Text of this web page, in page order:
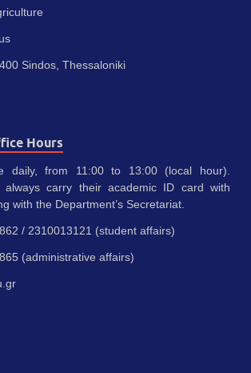
Sindos, Thessaloniki
Hours
daily, from 11:00 to 13:00 (local hour).
always carry their academic ID card with
with the Department’s Secretariat.
/ 2310013121 (student affairs)
(administrative affairs)